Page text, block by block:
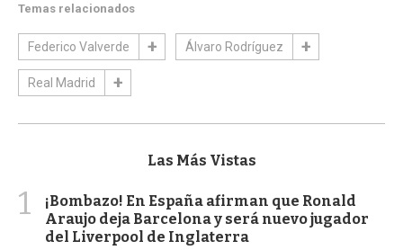
Temas relacionados
Federico Valverde Álvaro Rodríguez
Real Madrid
Las Más Vistas
1
¡Bombazo! En España afirman que Ronald
Araujo deja Barcelona y será nuevo jugador
del Liverpool de Inglaterra